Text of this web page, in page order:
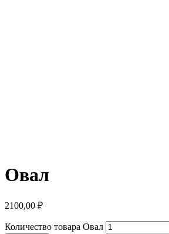
Овал
2100,00 ₽
Количество товара Овал